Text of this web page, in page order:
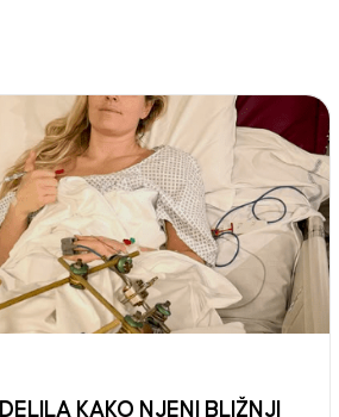
KAKO NJENI BLIŽNJI